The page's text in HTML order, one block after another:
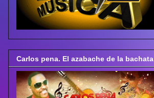
Carlos pena. El azabache de la bachata